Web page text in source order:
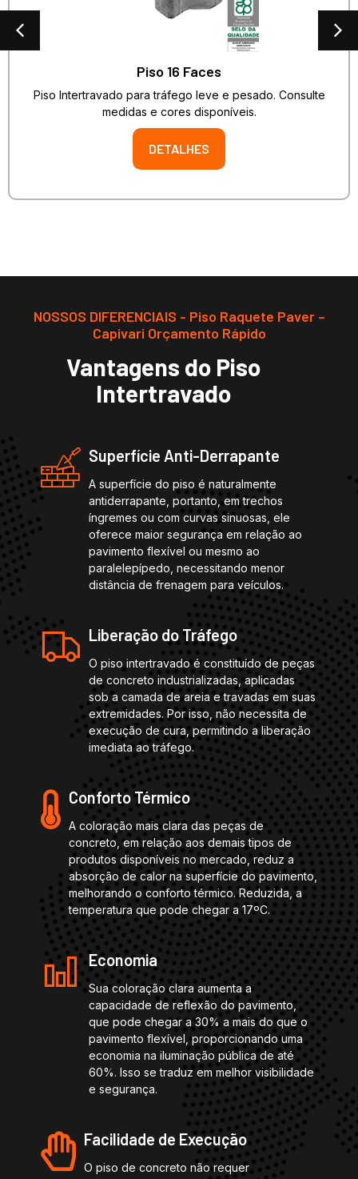
Piso 16 Faces
Piso Intertravado para tráfego leve e pesado. Consulte
medidas e cores disponíveis.
DETALHES
NOSSOS DIFERENCIAIS - Piso Raquete Paver –
Capivari Orçamento Rápido
Vantagens do Piso
Intertravado
Superfície Anti-Derrapante
A superfície do piso é naturalmente
antiderrapante, portanto, em trechos
íngremes ou com curvas sinuosas, ele
oferece maior segurança em relação ao
pavimento flexível ou mesmo ao
paralelepípedo, necessitando menor
distância de frenagem para veículos.
Liberação do Tráfego
O piso intertravado é constituído de peças
de concreto industrializadas, aplicadas
sob a camada de areia e travadas em suas
extremidades. Por isso, não necessita de
execução de cura, permitindo a liberação
imediata ao tráfego.
Conforto Térmico
A coloração mais clara das peças de
concreto, em relação aos demais tipos de
produtos disponíveis no mercado, reduz a
absorção de calor na superfície do pavimento,
melhorando o conforto térmico. Reduzida, a
temperatura que pode chegar a 17ºC.
Economia
Sua coloração clara aumenta a
capacidade de reflexão do pavimento,
que pode chegar a 30% a mais do que o
pavimento flexível, proporcionando uma
economia na iluminação pública de até
60%. Isso se traduz em melhor visibilidade
e segurança.
Facilidade de Execução
O piso de concreto não requer